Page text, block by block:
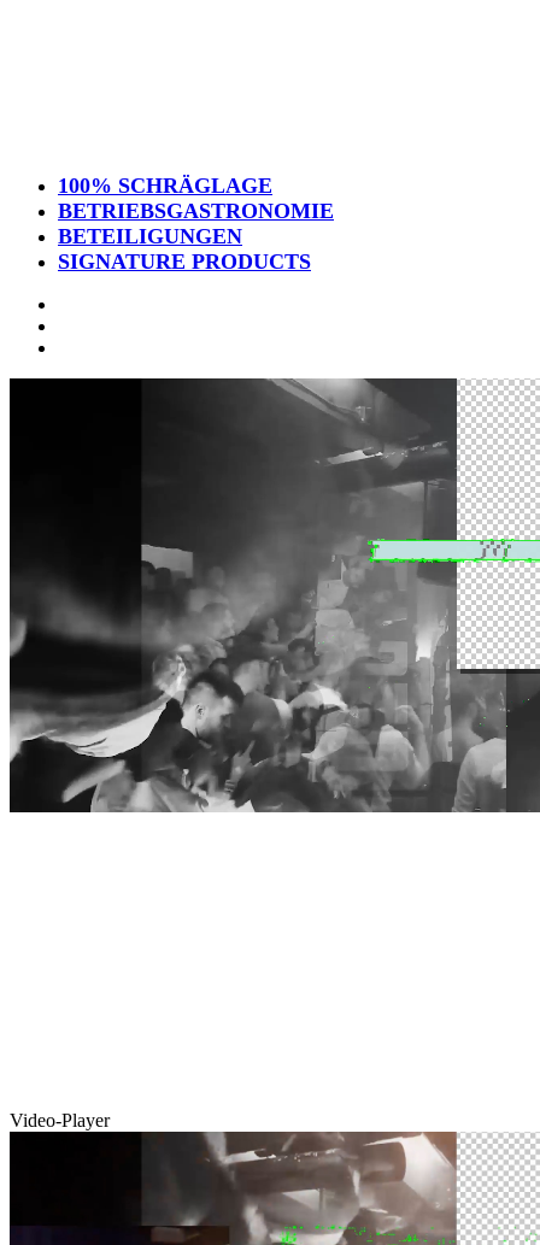
100% SCHRÄGLAGE
BETRIEBSGASTRONOMIE
BETEILIGUNGEN
SIGNATURE PRODUCTS
Video-Player